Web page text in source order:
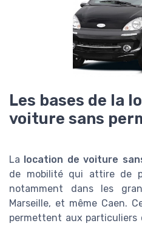
Les bases de la
voiture sans
La location de voiture
de mobilité qui attire de
notamment dans les
Marseille, et même Caen.
permettent aux particuliers